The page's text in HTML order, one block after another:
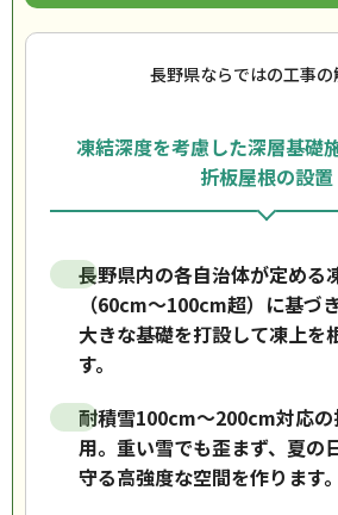
長野県ならではの工事
凍結深度を考慮した深層基礎
折板屋根の設置
長野県内の各自治体が定める
（60cm〜100cm超）に基づ
大きな基礎を打設して凍上を
す。
耐積雪100cm〜200cm対応
用。重い雪でも歪まず、夏の
守る高強度な空間を作ります。